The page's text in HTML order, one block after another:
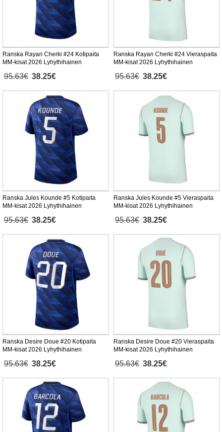
Ranska Rayan Cherki #24 Kotipaita
MM-kisat 2026 Lyhythihainen
95.63€ 38.25€
Ranska Rayan Cherki #24 Vieraspaita
MM-kisat 2026 Lyhythihainen
95.63€ 38.25€
Ranska Jules Kounde #5 Kotipaita
MM-kisat 2026 Lyhythihainen
95.63€ 38.25€
Ranska Jules Kounde #5 Vieraspaita
MM-kisat 2026 Lyhythihainen
95.63€ 38.25€
Ranska Desire Doue #20 Kotipaita
MM-kisat 2026 Lyhythihainen
95.63€ 38.25€
Ranska Desire Doue #20 Vieraspaita
MM-kisat 2026 Lyhythihainen
95.63€ 38.25€